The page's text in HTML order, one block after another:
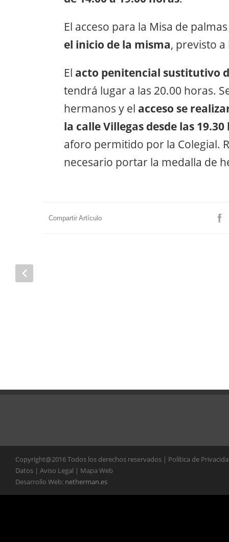
El acceso para la Misa de
el inicio de la misma, previsto a
El acto penitencial sustitutivo
tendrá lugar a las 20.00 horas.
hermanos y el acceso se
la calle Villegas desde las
aforo permitido por la Colegial.
necesario portar la medalla de
Compartir Artículo
Copyright@2016 Todos los derechos reservados | Política de
Datos | Aviso Legal | Mapa Web
Desarrollo Web: netherman.es